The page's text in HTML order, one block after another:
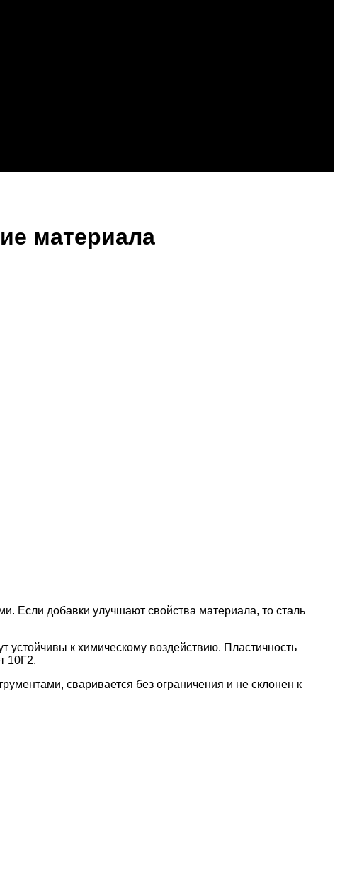
материала
Если добавки улучшают свойства материала, то сталь
устойчивы к химическому воздействию. Пластичность
10Г2.
сваривается без ограничения и не склонен к